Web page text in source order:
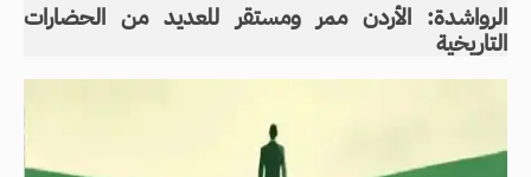
الرواشدة: الأردن ممر ومستقر للعديد من الحضارات
التاريخية